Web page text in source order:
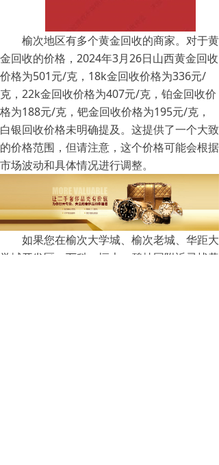
榆次地区有多个黄金回收的商家。对于黄
金回收的价格，2024年3月26日山西黄金回收
价格为501元/克，18k金回收价格为336元/
克，22k金回收价格为407元/克，铂金回收价
格为188元/克，钯金回收价格为195元/克，
白银回收价格未明确提及。这提供了一个大致
的价格范围，但请注意，这个价格可能会根据
市场波动和具体情况进行调整。
如果您在榆次大学城、榆次老城、华距大
学城开发区、万科、恒大、碧桂园附近寻找黄